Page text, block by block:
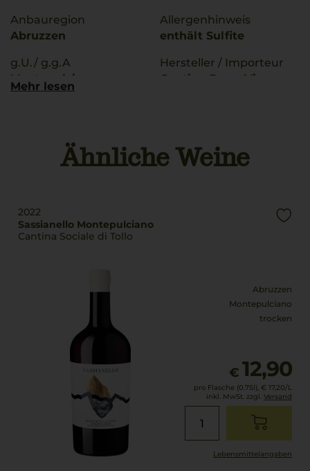
Anbauregion
Abruzzen
g.U./ g.g.A
Montepulciano
d'Abruzzo
Origine Protetta
Trinktemperatur
18 °C
Allergenhinweis
enthält Sulfite
Hersteller / Importeur
Cantine Bove, Via
Italien
Mehr lesen
Ähnliche Weine
2022
Sassianello Montepulciano
Cantina Sociale di Tollo
Abruzzen
Montepulciano
trocken
€ 12,90
pro Flasche (0.75l), € 17,20/L
inkl. MwSt. zzgl. Versand
Lebensmittel­angaben